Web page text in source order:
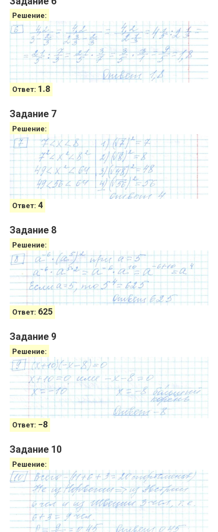
Решение:
Ответ: 1.8
Задание 7
Решение:
Ответ: 4
Задание 8
Решение:
Ответ: 625
Задание 9
Решение:
Ответ: −8
Задание 10
Решение: